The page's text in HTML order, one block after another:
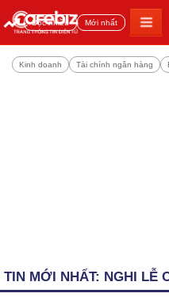
Đọc nhiều Mới nhất
Kinh doanh Tài chính ngân hàng
TIN MỚI NHẤT: NGHI LỄ